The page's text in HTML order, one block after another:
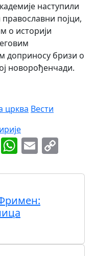
наступили
појци,
о историји
доприносу бризи о
новорођенчади.
црква Вести
Viber Email